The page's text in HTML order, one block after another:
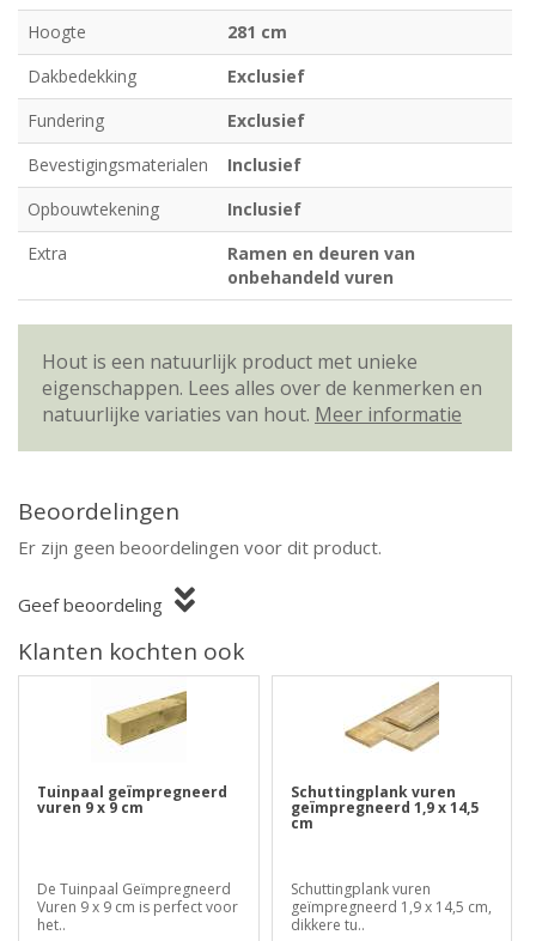
Hoogte
281 cm
Dakbedekking
Exclusief
Fundering
Exclusief
Bevestigingsmaterialen
Inclusief
Opbouwtekening
Inclusief
Extra
Ramen en deuren van
onbehandeld vuren
Hout is een natuurlijk product met unieke
eigenschappen. Lees alles over de kenmerken en
natuurlijke variaties van hout. Meer informatie
Beoordelingen
Er zijn geen beoordelingen voor dit product.
Geef beoordeling
Klanten kochten ook
Tuinpaal geïmpregneerd
vuren 9 x 9 cm
De Tuinpaal Geïmpregneerd
Vuren 9 x 9 cm is perfect voor
het..
Schuttingplank vuren
geïmpregneerd 1,9 x 14,5
cm
Schuttingplank vuren
geïmpregneerd 1,9 x 14,5 cm,
dikkere tu..